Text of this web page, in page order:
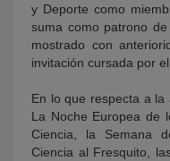
y Deporte como
suma como patrono
mostrado con
invitación cursada por
En lo que respecta a
La Noche Europea de
Ciencia, la Semana
Ciencia al Fresquito,